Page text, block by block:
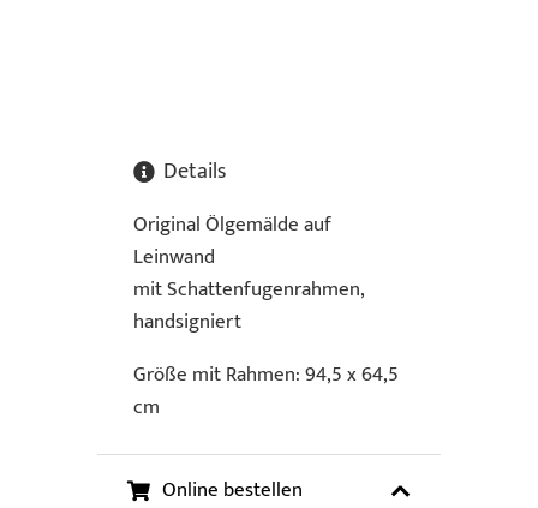
Details
Original Ölgemälde auf
Leinwand
mit Schattenfugenrahmen,
handsigniert
Größe mit Rahmen: 94,5 x 64,5
cm
Online bestellen